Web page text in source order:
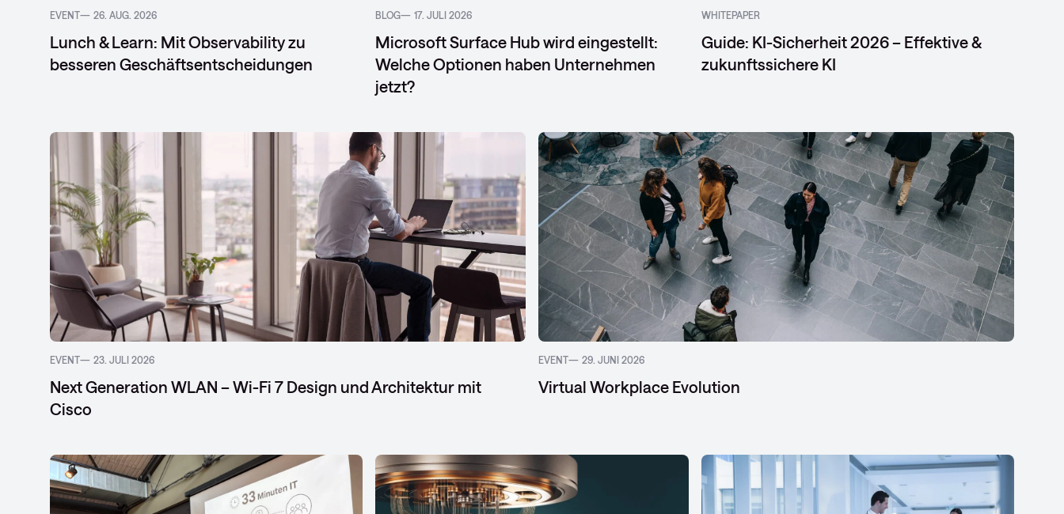
EVENT 26. AUG. 2026
Lunch & Learn: Mit Observability zu
besseren Geschäftsentscheidungen
BLOG 17. JULI 2026
Microsoft Surface Hub wird eingestellt:
Welche Optionen haben Unternehmen
jetzt?
WHITEPAPER
Guide: KI-Sicherheit 2026 – Effektive &
zukunftssichere KI
EVENT 23. JULI 2026
Next Generation WLAN – Wi-Fi 7 Design und Architektur mit
Cisco
EVENT 29. JUNI 2026
Virtual Workplace Evolution